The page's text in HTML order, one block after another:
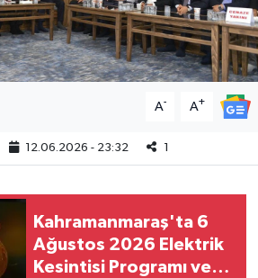
A- A+
12.06.2026 - 23:32 1
Kahramanmaraş'ta 6
Ağustos 2026 Elektrik
Kesintisi Programı ve